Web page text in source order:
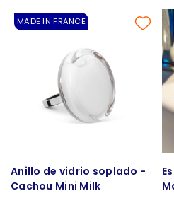
MADE IN FRANCE
Anillo de vidrio soplado -
Cachou Mini Milk